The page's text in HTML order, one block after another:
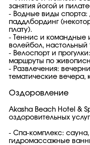
занятия йогой и
- Водные виды спорта:
паддлбординг
плату).
- Теннис и командные
волейбол, настольный
- Велоспорт и
маршруты по
- Развлечения:
тематические
Оздоровление
Akasha Beach Hotel &
оздоровительных
- Спа-комплекс:
гидромассажные